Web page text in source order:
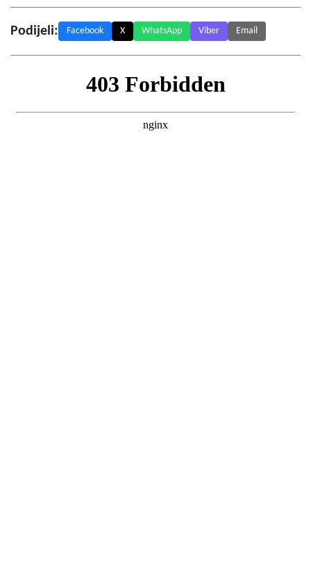
Podijeli: Facebook X WhatsApp Viber Email